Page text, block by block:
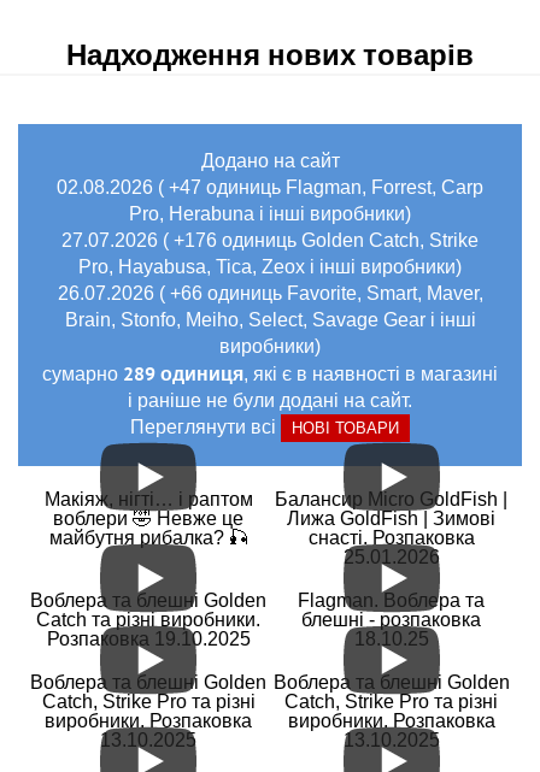
Надходження нових товарів
Додано на сайт
02.08.2026 ( +47 одиниць Flagman, Forrest, Carp
Pro, Herabuna і інші виробники)
27.07.2026 ( +176 одиниць Golden Catch, Strike
Pro, Hayabusa, Tica, Zeox і інші виробники)
26.07.2026 ( +66 одиниць Favorite, Smart, Maver,
Brain, Stonfo, Meiho, Select, Savage Gear і інші
виробники)
сумарно 289 одиниця, які є в наявності в магазині
і раніше не були додані на сайт.
Переглянути всі
НОВІ ТОВАРИ
Макіяж, нігті… і раптом
воблери 🤣 Невже це
майбутня рибалка? 🎣
Балансир Micro GoldFish |
Лижа GoldFish | Зимові
снасті. Розпаковка
25.01.2026
Воблера та блешні Golden
Catch та різні виробники.
Розпаковка 19.10.2025
Flagman. Воблера та
блешні - розпаковка
18.10.25
Воблера та блешні Golden
Catch, Strike Pro та різні
виробники. Розпаковка
13.10.2025
Воблера та блешні Golden
Catch, Strike Pro та різні
виробники. Розпаковка
13.10.2025